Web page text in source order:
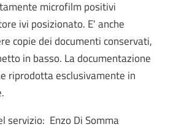
microfilm positivi
ivi posizionato. E' anche
copie dei documenti conservati,
in basso. La documentazione
riprodotta esclusivamente in
servizio: Enzo Di Somma